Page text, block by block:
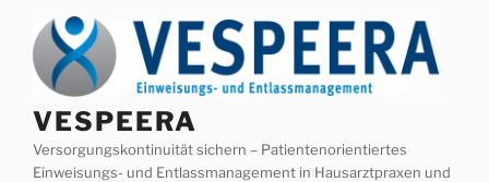
Inhalt
springen
VESPEERA
Versorgungskontinuität sichern – Patientenorientiertes
Einweisungs- und Entlassmanagement in Hausarztpraxen und